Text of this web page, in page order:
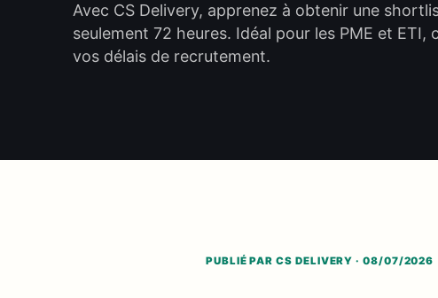
Avec CS Delivery, apprenez à obtenir une
seulement 72 heures. Idéal pour les PME et
vos délais de recrutement.
PUBLIÉ PAR CS DELIVERY · 08/07/2026